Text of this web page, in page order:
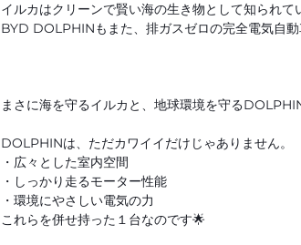
イルカはクリーンで賢い海の生き物として知られて
BYD DOLPHINもまた、排ガスゼロの完全電気自
まさに海を守るイルカと、地球環境を守る
DOLPHINは、ただカワイイだけじゃありません。
・広々とした室内空間
・しっかり走るモーター性能
・環境にやさしい電気の力
これらを併せ持った１台なのです🌟